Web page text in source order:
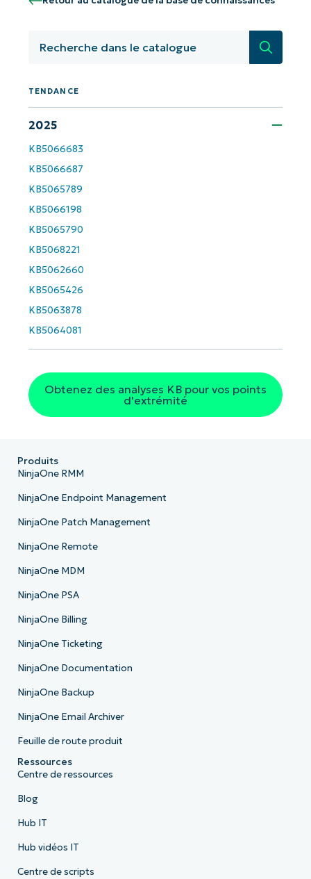
TENDANCE
2025
KB5066683
KB5066687
KB5065789
KB5066198
KB5065790
KB5068221
KB5062660
KB5065426
KB5063878
KB5064081
Obtenez des analyses KB pour vos points
d'extrémité
Produits
NinjaOne RMM
NinjaOne Endpoint Management
NinjaOne Patch Management
NinjaOne Remote
NinjaOne MDM
NinjaOne PSA
NinjaOne Billing
NinjaOne Ticketing
NinjaOne Documentation
NinjaOne Backup
NinjaOne Email Archiver
Feuille de route produit
Ressources
Centre de ressources
Blog
Hub IT
Hub vidéos IT
Centre de scripts